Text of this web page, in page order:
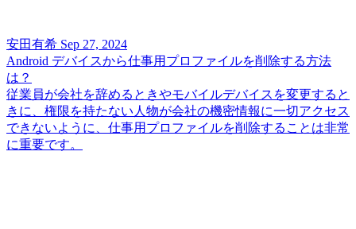
安田有希 Sep 27, 2024
Android デバイスから仕事用プロファイルを削除する方法
は？
従業員が会社を辞めるときやモバイルデバイスを変更すると
きに、権限を持たない人物が会社の機密情報に一切アクセス
できないように、仕事用プロファイルを削除することは非常
に重要です。